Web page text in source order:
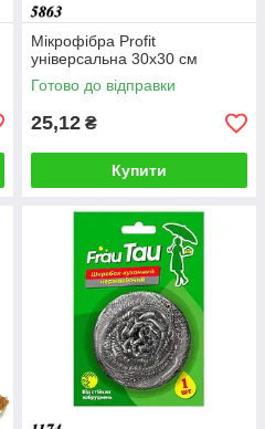
Мікрофібра Profit
універсальна 30х30 см
Готово до відправки
25,12 ₴
Купити